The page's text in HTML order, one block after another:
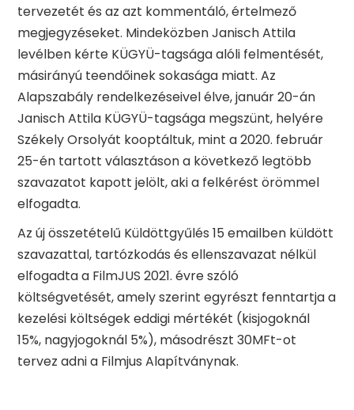
tervezetét és az azt kommentáló, értelmező
megjegyzéseket. Mindeközben Janisch Attila
levélben kérte KÜGYÜ-tagsága alóli felmentését,
másirányú teendőinek sokasága miatt. Az
Alapszabály rendelkezéseivel élve, január 20-án
Janisch Attila KÜGYÜ-tagsága megszünt, helyére
Székely Orsolyát kooptáltuk, mint a 2020. február
25-én tartott választáson a következő legtöbb
szavazatot kapott jelölt, aki a felkérést örömmel
elfogadta.
Az új összetételű Küldöttgyűlés 15 emailben küldött
szavazattal, tartózkodás és ellenszavazat nélkül
elfogadta a FilmJUS 2021. évre szóló
költségvetését, amely szerint egyrészt fenntartja a
kezelési költségek eddigi mértékét (kisjogoknál
15%, nagyjogoknál 5%), másodrészt 30MFt-ot
tervez adni a Filmjus Alapítványnak.